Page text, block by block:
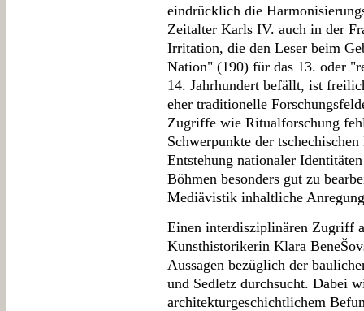
eindrücklich die
Zeitalter Karls IV. auch in der
Irritation, die den Leser beim
Nation" (190) für das 13. oder
14. Jahrhundert befällt, ist
eher traditionelle
Zugriffe wie Ritualforschung
Schwerpunkte der
Entstehung nationaler
Böhmen besonders gut zu
Mediävistik inhaltliche
Einen interdisziplinären Zugriff
Kunsthistorikerin Klara
Aussagen bezüglich der
und Sedletz durchsucht. Dabei
architekturgeschichtlichem